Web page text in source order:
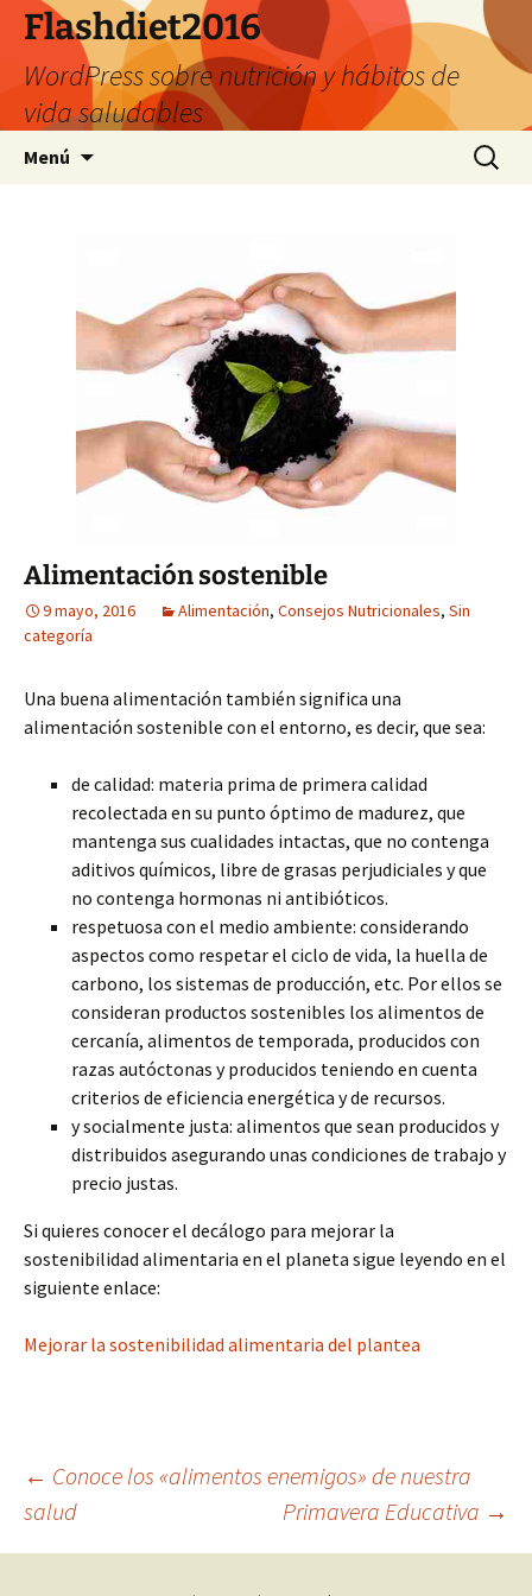
Saltar
contenido
Flashdiet2016
WordPress sobre nutrición y hábitos de
vida saludables
Menú Buscar:
Alimentación sostenible
9 mayo, 2016 Alimentación, Consejos Nutricionales, Sin
categoría
Una buena alimentación también significa una
alimentación sostenible con el entorno, es decir, que sea:
de calidad: materia prima de primera calidad
recolectada en su punto óptimo de madurez, que
mantenga sus cualidades intactas, que no contenga
aditivos químicos, libre de grasas perjudiciales y que
no contenga hormonas ni antibióticos.
respetuosa con el medio ambiente: considerando
aspectos como respetar el ciclo de vida, la huella de
carbono, los sistemas de producción, etc. Por ellos se
consideran productos sostenibles los alimentos de
cercanía, alimentos de temporada, producidos con
razas autóctonas y producidos teniendo en cuenta
criterios de eficiencia energética y de recursos.
y socialmente justa: alimentos que sean producidos y
distribuidos asegurando unas condiciones de trabajo y
precio justas.
Si quieres conocer el decálogo para mejorar la
sostenibilidad alimentaria en el planeta sigue leyendo en el
siguiente enlace:
Mejorar la sostenibilidad alimentaria del plantea
Navegación
de
← Conoce los «alimentos enemigos» de nuestra
salud
Primavera Educativa →